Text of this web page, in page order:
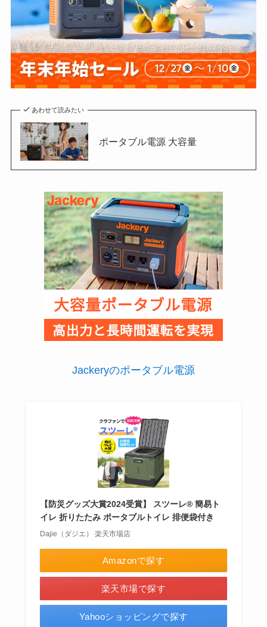
あわせて読みたい
ポータブル電源 大容量
Jackeryのポータブル電源
【防災グッズ大賞2024受賞】 スツーレ® 簡易ト
イレ 折りたたみ ポータブルトイレ 排便袋付き
Dajie（ダジエ） 楽天市場店
Amazonで探す
楽天市場で探す
Yahooショッピングで探す